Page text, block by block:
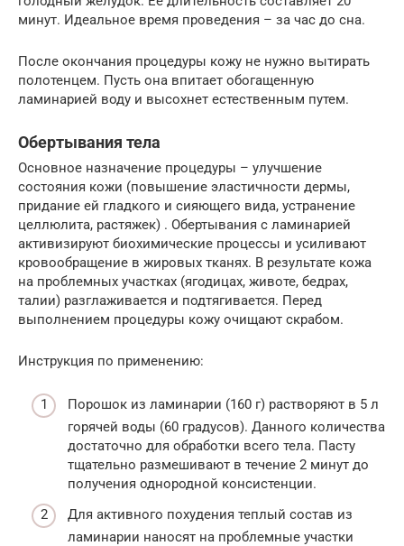
минут. Идеальное время проведения – за час до сна.
После окончания процедуры кожу не нужно вытирать
полотенцем. Пусть она впитает обогащенную
ламинарией воду и высохнет естественным путем.
Обертывания тела
Основное назначение процедуры – улучшение
состояния кожи (повышение эластичности дермы,
придание ей гладкого и сияющего вида, устранение
целлюлита, растяжек) . Обертывания с ламинарией
активизируют биохимические процессы и усиливают
кровообращение в жировых тканях. В результате кожа
на проблемных участках (ягодицах, животе, бедрах,
талии) разглаживается и подтягивается. Перед
выполнением процедуры кожу очищают скрабом.
Инструкция по применению:
Порошок из ламинарии (160 г) растворяют в 5 л
горячей воды (60 градусов). Данного количества
достаточно для обработки всего тела. Пасту
тщательно размешивают в течение 2 минут до
получения однородной консистенции.
Для активного похудения теплый состав из
ламинарии наносят на проблемные участки